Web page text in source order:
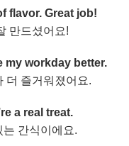
flavor. Great job!
만드셨어요!
my workday better.
더 즐거워졌어요.
a real treat.
간식이에요.